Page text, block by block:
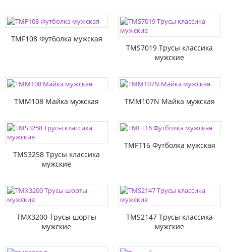
TMF108 Футболка мужская
TMS7019 Трусы классика
мужские
TMM108 Майка мужская TMM107N Майка мужская
TMS3258 Трусы классика
мужские
TMFT16 Футболка мужская
TMX3200 Трусы шорты
мужские
TMS2147 Трусы классика
мужские